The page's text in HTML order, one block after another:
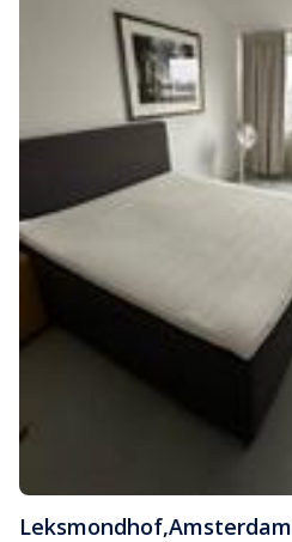
Leksmondhof,Amsterdam